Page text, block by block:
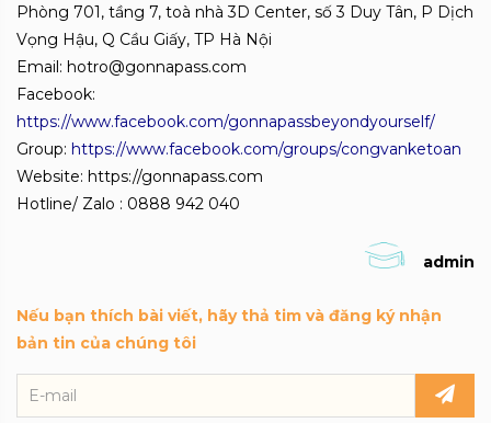
Phòng 701, tầng 7, toà nhà 3D Center, số 3 Duy Tân, P Dịch
Vọng Hậu, Q Cầu Giấy, TP Hà Nội
Email: hotro@gonnapass.com
Facebook:
https://www.facebook.com/gonnapassbeyondyourself/
Group: https://www.facebook.com/groups/congvanketoan
Website: https://gonnapass.com
Hotline/ Zalo : 0888 942 040
admin
Nếu bạn thích bài viết, hãy thả tim và đăng ký nhận
bản tin của chúng tôi